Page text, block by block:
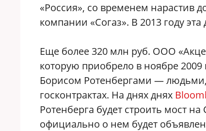
«Россия», со временем нарастив
компании «Согаз». В 2013 году
Еще более 320 млн руб. ООО
которую приобрело в ноябре 2009
Борисом Ротенбергами —
госконтрактах. На днях днях
Ротенберга будет строить мост
официально о нем будет